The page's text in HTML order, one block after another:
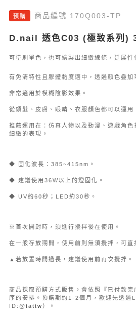
預購 商品編號 170Q003-TP
D.nail 透色C03 (極致系列)
可塗刷單色，也可繪製出細緻線條，延展性
有免清特性且膠體黏度適中，透過顏色疊加
非常適用於模糊陰影效果。
從頭髮、皮膚、眼睛、衣服顏色都可以運用
推薦運用在：仿真人物以及動漫、遊戲角
細緻的表現。
◆ 固化波長：385~415nm。
◆ 建議使用36W以上的燈固化。
◆ UV約60秒；LED約30秒。
※首次開封時，須進行攪拌後在使用。
在一般存放期間，使用前則無須攪拌，可直
▲若放置時間過長，建議使用前再次攪拌。
商品採取預購方式販售。會依照『已付款完
序的安排。預購期約1-2個月，歡迎先透過
ID: @tattw ）。